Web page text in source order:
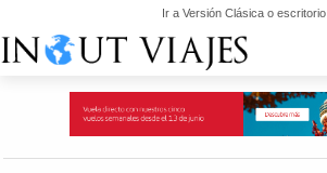
Ir a Versión Clásica o escritorio